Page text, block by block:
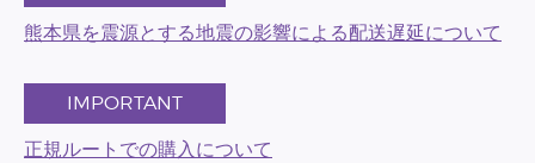
熊本県を震源とする地震の影響による配送遅延について
IMPORTANT
正規ルートでの購入について